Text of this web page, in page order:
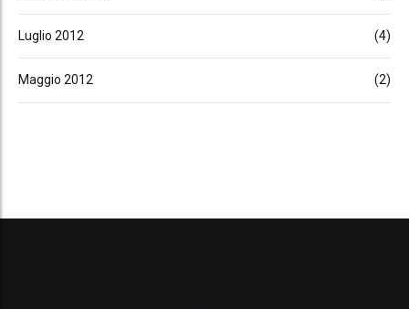
Luglio 2012 (4)
Maggio 2012 (2)